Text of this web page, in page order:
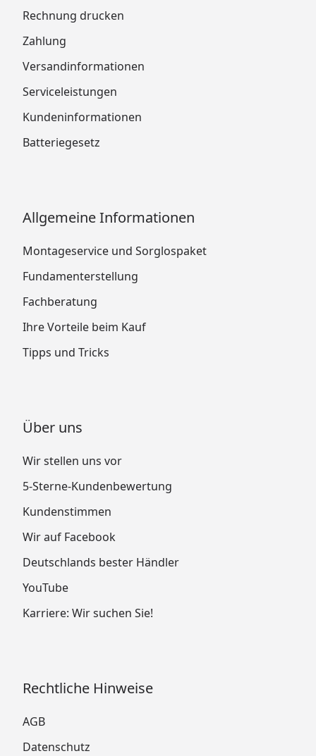
Rechnung drucken
Zahlung
Versandinformationen
Serviceleistungen
Kundeninformationen
Batteriegesetz
Allgemeine Informationen
Montageservice und Sorglospaket
Fundamenterstellung
Fachberatung
Ihre Vorteile beim Kauf
Tipps und Tricks
Über uns
Wir stellen uns vor
5-Sterne-Kundenbewertung
Kundenstimmen
Wir auf Facebook
Deutschlands bester Händler
YouTube
Karriere: Wir suchen Sie!
Rechtliche Hinweise
AGB
Datenschutz